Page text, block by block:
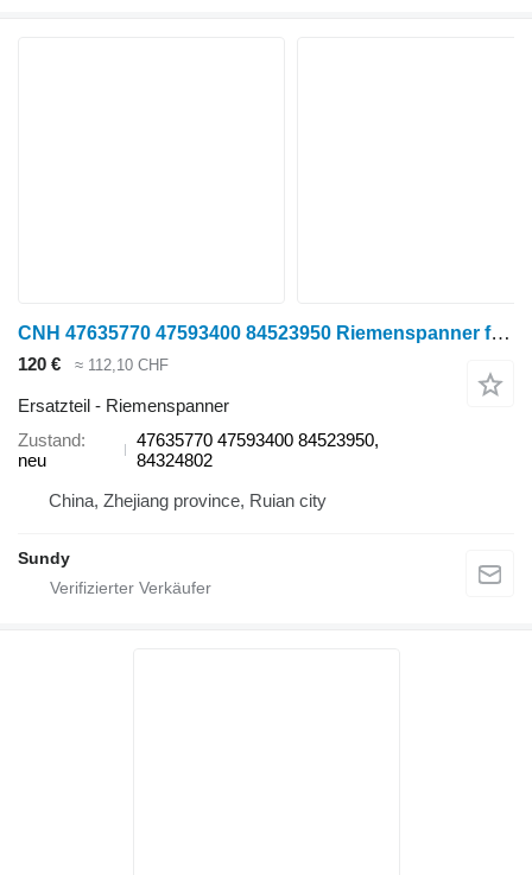
CNH 47635770 47593400 84523950 Riemenspanner für New Holland T8.320 (8/19-12/99); T8.350 (8/19-12/99); T8.380 (8/19-12/99); T8.410 (8/19-12/99); T8.435 (7/20-12/99) Radtraktor
120 € ≈ 112,10 CHF
Ersatzteil - Riemenspanner
Zustand
neu
47635770 47593400 84523950,
84324802
China, Zhejiang province, Ruian city
Sundy